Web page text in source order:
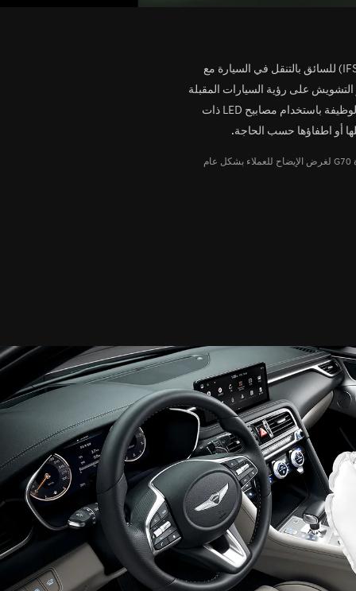
يسمح نظام الإضاءة الأمامية الذكي (IFS) للسائق بالتنقل في السيارة مع
على رؤية السيارات المقبلة
أو التي في المقدمة. يتم تحقيق هذه الوظيفة باستخدام مصابيح LED ذات
أو اطفاؤها حسب الحاجة.
* استخدمت هذه الصورة التوضيحية لسيارة G70 لغرض الإيضاح للعملاء بشكل عام